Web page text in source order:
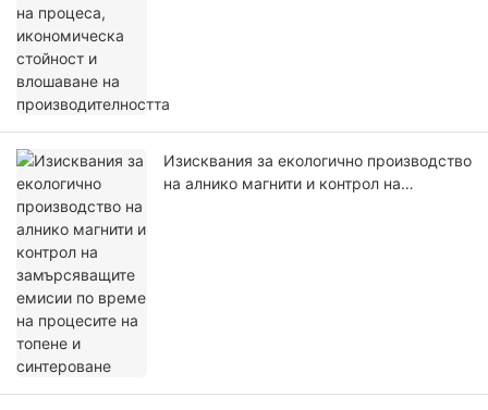
Изисквания за екологично производство
на алнико магнити и контрол на